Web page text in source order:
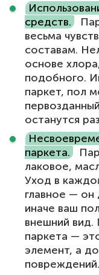
средств.
весьма
составам.
основе
подобного.
паркет, пол
останутся
паркета.
лаковое,
Уход в
главное —
иначе ваш
внешний
паркета —
элемент, а
повреждений.